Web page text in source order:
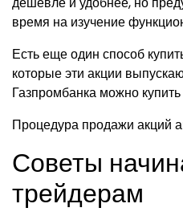
время на изучение
Есть еще один способ
которые эти акции
Газпромбанка можно
Процедура продажи акций
Советы
трейдерам